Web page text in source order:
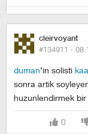
cleirvoyant
#134911 ·
duman’in solisti
sonra artik
huzunlendirmek
0